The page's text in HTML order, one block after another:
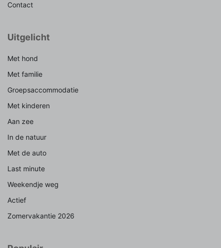
Contact
Uitgelicht
Met hond
Met familie
Groepsaccommodatie
Met kinderen
Aan zee
In de natuur
Met de auto
Last minute
Weekendje weg
Actief
Zomervakantie 2026